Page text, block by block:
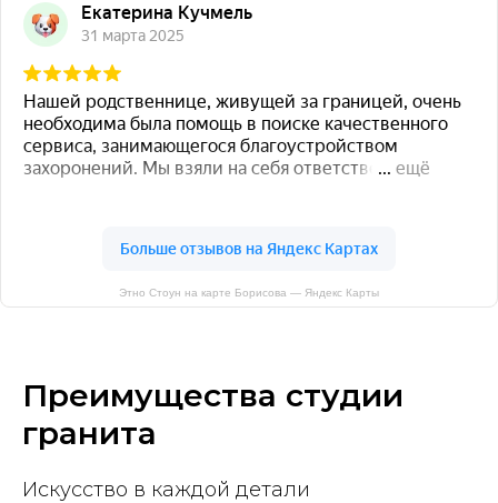
Этно Стоун на карте Борисова — Яндекс Карты
Преимущества студии
гранита
Искусство в каждой детали